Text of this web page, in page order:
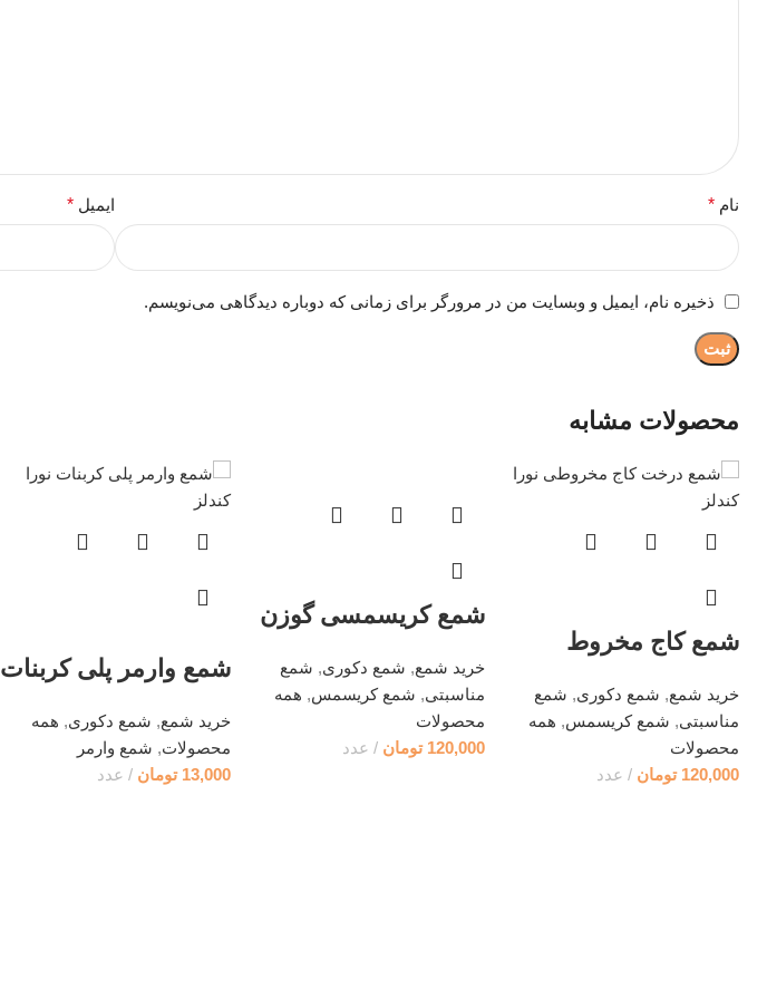
نام * ایمیل *
ذخیره نام، ایمیل و وبسایت من در مرورگر برای زمانی که دوباره دیدگاهی می‌نویسم.
محصولات مشابه
شمع کاج مخروط
خرید شمع, شمع دکوری, شمع
مناسبتی, شمع کریسمس, همه
محصولات
120,000 تومان عدد
شمع کریسمسی گوزن
خرید شمع, شمع دکوری, شمع
مناسبتی, شمع کریسمس, همه
محصولات
120,000 تومان عدد
شمع وارمر پلی کربنات
خرید شمع, شمع دکوری, همه
محصولات, شمع وارمر
13,000 تومان عدد